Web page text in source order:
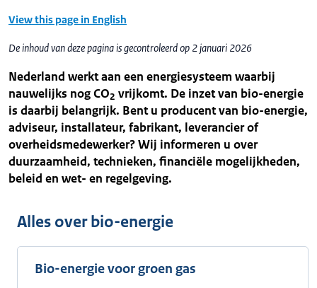
View this page in English
De inhoud van deze pagina is gecontroleerd op 2 januari 2026
Nederland werkt aan een energiesysteem waarbij
nauwelijks nog CO2 vrijkomt. De inzet van bio-energie
is daarbij belangrijk. Bent u producent van bio-energie,
adviseur, installateur, fabrikant, leverancier of
overheidsmedewerker? Wij informeren u over
duurzaamheid, technieken, financiële mogelijkheden,
beleid en wet- en regelgeving.
Alles over bio-energie
Bio-energie voor groen gas